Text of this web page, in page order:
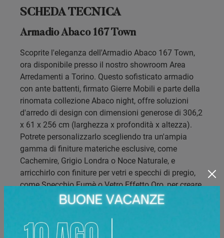
SCHEDA TECNICA
Armadio Abaco 167 Town
Scoprite l'eleganza dell'Armadio Abaco 167 Town,
ora disponibile presso il nostro showroom Area
Arredamenti a Torino. Questo sofisticato armadio
con ante battenti, firmato Gierre Mobili e parte della
rinomata collezione Abaco night, offre soluzioni
d'arredo di design con dimensioni generose di 306,2
x 61 x 256 cm (larghezza x profondità x altezza).
Potrete personalizzarlo scegliendo tra un'ampia
gamma di finiture materiche esclusive, come
Cachemire, Grigio Londra o Noce Naturale, e
arricchirlo con finiture per vetri e specchi di pregio,
come Specchio Fumè o Vetro Effetto Oro, per creare
un ambiente unico e raffinato. La nostra pluriennale
esperienza nel settore arredamento è al servizio di
chi cerca qualità e design a Torino e nelle aree
limitrofe, garantendo un'assistenza completa per